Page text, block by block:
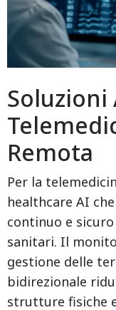
Soluzioni
Remota
Per la
healthcare AI
continuo e
sanitari. Il
gestione delle
bidirezionale
strutture fisiche